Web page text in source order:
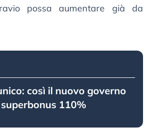
possa aumentare già da
così il nuovo governo
110%